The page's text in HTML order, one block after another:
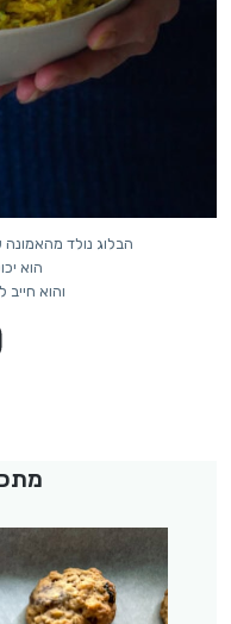
הבלוג נולד מהאמונה
הוא
והוא